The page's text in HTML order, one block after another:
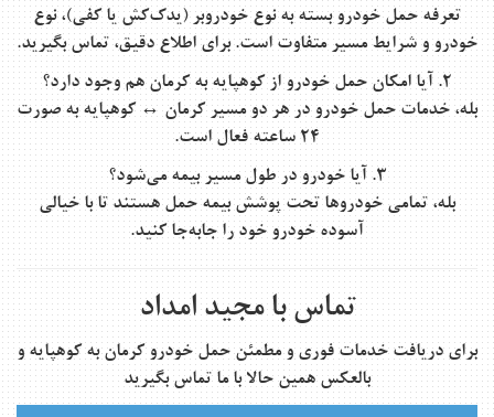
تعرفه حمل خودرو بسته به نوع خودروبر (یدک‌کش یا کفی)، نوع
خودرو و شرایط مسیر متفاوت است. برای اطلاع دقیق، تماس بگیرید.
۲. آیا امکان حمل خودرو از کوهپایه به کرمان هم وجود دارد؟
بله، خدمات حمل خودرو در هر دو مسیر کرمان ↔ کوهپایه به صورت
۲۴ ساعته فعال است.
۳. آیا خودرو در طول مسیر بیمه می‌شود؟
بله، تمامی خودروها تحت پوشش بیمه حمل هستند تا با خیالی
آسوده خودرو خود را جابه‌جا کنید.
تماس با مجید امداد
برای دریافت خدمات فوری و مطمئنحمل خودرو کرمان به کوهپایه و
بالعکس همین حالا با ما تماس بگیرید